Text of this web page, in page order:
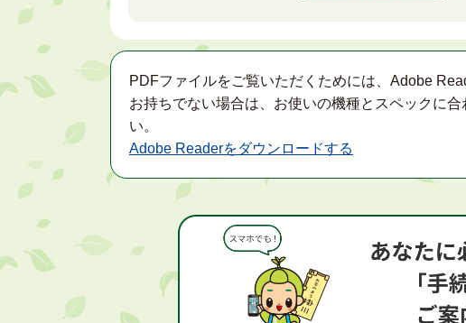
PDFファイルをご覧いただくためには、Adobe
お持ちでない場合は、お使いの機種とスペックに
い。
Adobe Readerをダウンロードする